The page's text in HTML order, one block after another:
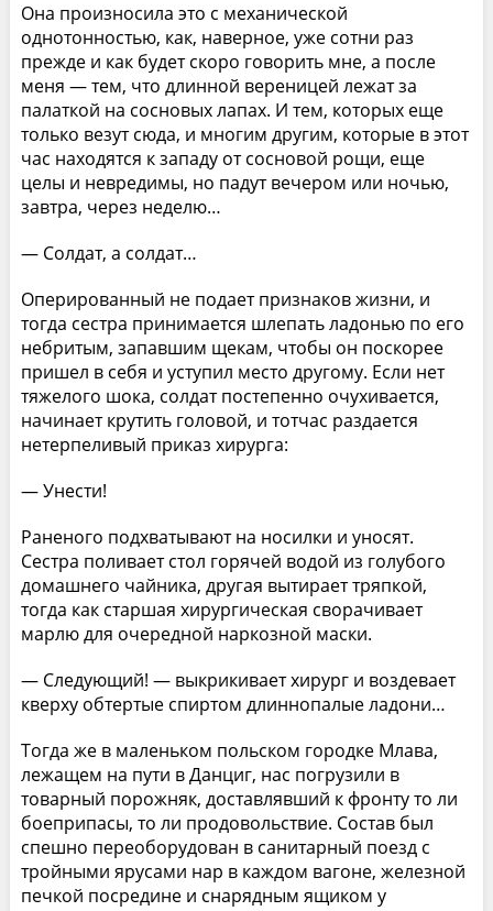
Она произносила это с механической
однотонностью, как, наверное, уже сотни раз
прежде и как будет скоро говорить мне, а после
меня — тем, что длинной вереницей лежат за
палаткой на сосновых лапах. И тем, которых еще
только везут сюда, и многим другим, которые в этот
час находятся к западу от сосновой рощи, еще
целы и невредимы, но падут вечером или ночью,
завтра, через неделю…
— Солдат, а солдат…
Оперированный не подает признаков жизни, и
тогда сестра принимается шлепать ладонью по его
небритым, запавшим щекам, чтобы он поскорее
пришел в себя и уступил место другому. Если нет
тяжелого шока, солдат постепенно очухивается,
начинает крутить головой, и тотчас раздается
нетерпеливый приказ хирурга:
— Унести!
Раненого подхватывают на носилки и уносят.
Сестра поливает стол горячей водой из голубого
домашнего чайника, другая вытирает тряпкой,
тогда как старшая хирургическая сворачивает
марлю для очередной наркозной маски.
— Следующий! — выкрикивает хирург и воздевает
кверху обтертые спиртом длиннопалые ладони…
Тогда же в маленьком польском городке Млава,
лежащем на пути в Данциг, нас погрузили в
товарный порожняк, доставлявший к фронту то ли
боеприпасы, то ли продовольствие. Состав был
спешно переоборудован в санитарный поезд с
тройными ярусами нар в каждом вагоне, железной
печкой посредине и снарядным ящиком у